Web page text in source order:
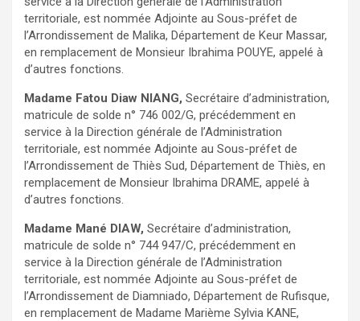
territoriale, est nommée Adjointe au Sous-préfet de
l’Arrondissement de Malika, Département de Keur Massar,
en remplacement de Monsieur Ibrahima POUYE, appelé à
d’autres fonctions.
Madame Fatou Diaw NIANG, Secrétaire d’administration,
matricule de solde n° 746 002/G, précédemment en
service à la Direction générale de l’Administration
territoriale, est nommée Adjointe au Sous-préfet de
l’Arrondissement de Thiès Sud, Département de Thiès, en
remplacement de Monsieur Ibrahima DRAME, appelé à
d’autres fonctions.
Madame Mané DIAW, Secrétaire d’administration,
matricule de solde n° 744 947/C, précédemment en
service à la Direction générale de l’Administration
territoriale, est nommée Adjointe au Sous-préfet de
l’Arrondissement de Diamniado, Département de Rufisque,
en remplacement de Madame Marième Sylvia KANE,